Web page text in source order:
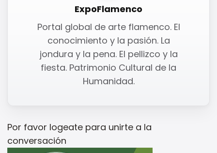
ExpoFlamenco
Portal global de arte flamenco. El
conocimiento y la pasión. La
jondura y la pena. El pellizco y la
fiesta. Patrimonio Cultural de la
Humanidad.
Por favor logeate para unirte a la
conversación